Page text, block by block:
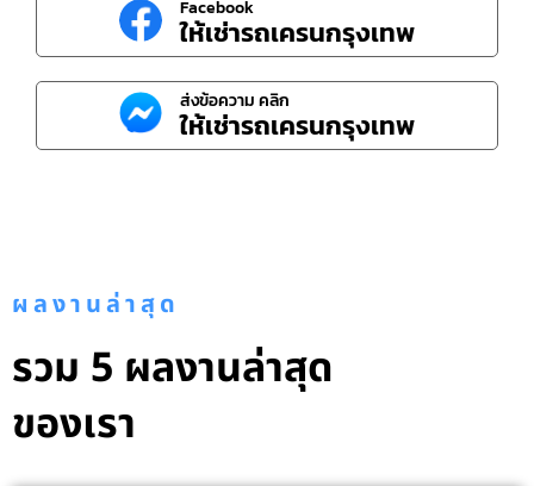
Facebook
ให้เช่ารถเครนกรุงเทพ
ส่งข้อความ คลิก
ให้เช่ารถเครนกรุงเทพ
ผลงานล่าสุด
รวม 5 ผลงานล่าสุด
ของเรา